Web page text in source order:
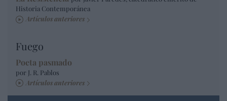
Historia Contemporánea
Artículos anteriores
Fuego
Poeta pasmado
por J. R. Pablos
Artículos anteriores